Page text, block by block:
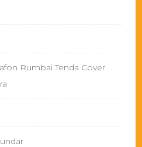
Rumbai Tenda Cover